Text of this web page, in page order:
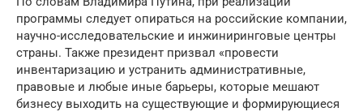
программы следует опираться на российские компании,
научно-исследовательские и инжиниринговые центры
страны. Также президент призвал «провести
инвентаризацию и устранить административные,
правовые и любые иные барьеры, которые мешают
бизнесу выходить на существующие и формирующиеся